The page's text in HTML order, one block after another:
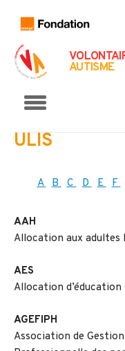
AUTISME
ULIS
A B C D E F
AAH
Allocation aux adultes
AES
Allocation d’éducation
AGEFIPH
Association de